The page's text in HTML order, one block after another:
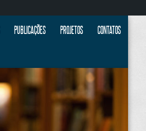
PUBLICAÇÕES PROJETOS CONTATOS